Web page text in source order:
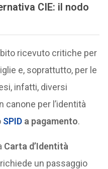
CIE: il nodo
ricevuto critiche per
e, soprattutto, per le
infatti, diversi
canone per l’identità
SPID a pagamento.
Carta d’Identità
un passaggio